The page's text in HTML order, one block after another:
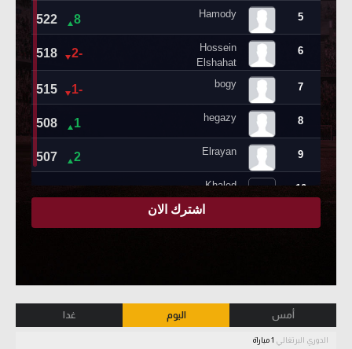
أمس اليوم غدا
الدوري البرتغالي